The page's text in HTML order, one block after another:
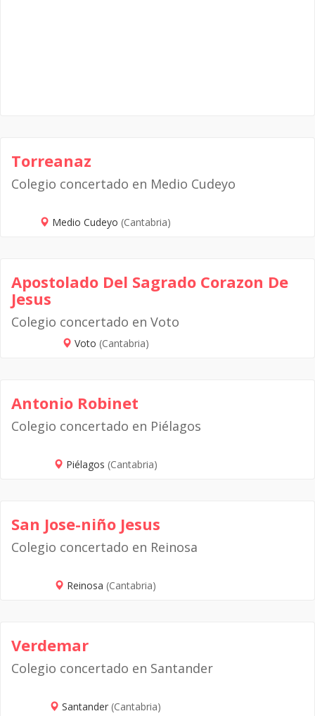
Torreanaz
Colegio concertado en Medio Cudeyo
Medio Cudeyo (Cantabria)
Apostolado Del Sagrado Corazon De
Jesus
Colegio concertado en Voto
Voto (Cantabria)
Antonio Robinet
Colegio concertado en Piélagos
Piélagos (Cantabria)
San Jose-niño Jesus
Colegio concertado en Reinosa
Reinosa (Cantabria)
Verdemar
Colegio concertado en Santander
Santander (Cantabria)